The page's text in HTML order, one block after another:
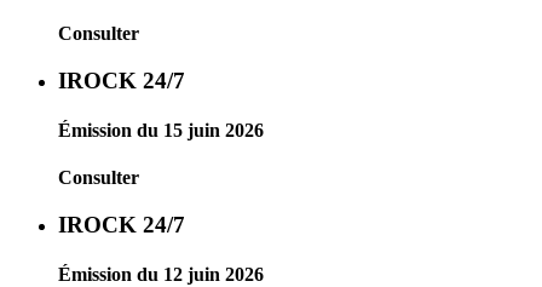
Consulter
IROCK 24/7
Émission du 15 juin 2026
Consulter
IROCK 24/7
Émission du 12 juin 2026